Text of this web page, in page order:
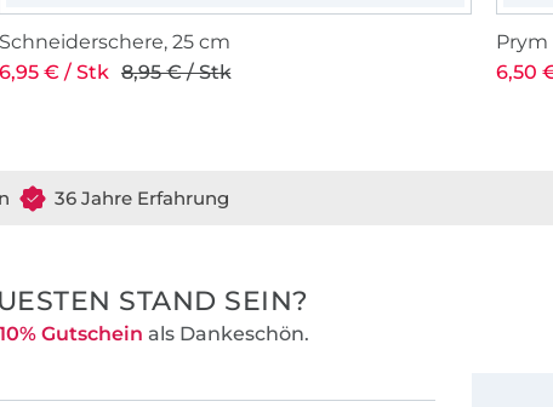
Schneiderschere, 25 cm
6,95 € / Stk 8,95 € / Stk
Prym
6,50
36 Jahre Erfahrung
STAND SEIN?
10% Gutschein als Dankeschön.